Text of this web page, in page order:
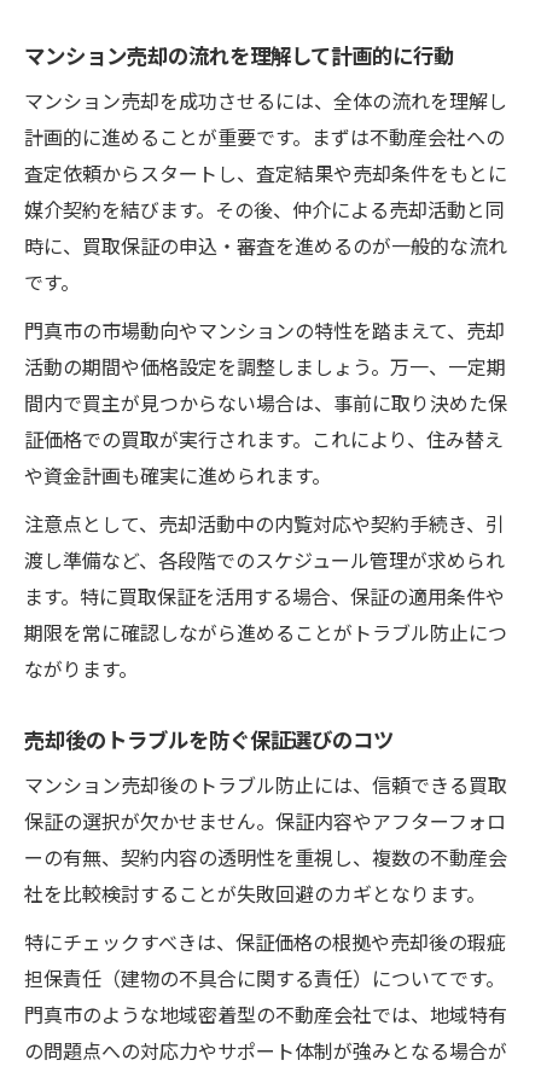
マンション売却の流れを理解して計画的に行動
マンション売却を成功させるには、全体の流れを理解し
計画的に進めることが重要です。まずは不動産会社への
査定依頼からスタートし、査定結果や売却条件をもとに
媒介契約を結びます。その後、仲介による売却活動と同
時に、買取保証の申込・審査を進めるのが一般的な流れ
です。
門真市の市場動向やマンションの特性を踏まえて、売却
活動の期間や価格設定を調整しましょう。万一、一定期
間内で買主が見つからない場合は、事前に取り決めた保
証価格での買取が実行されます。これにより、住み替え
や資金計画も確実に進められます。
注意点として、売却活動中の内覧対応や契約手続き、引
渡し準備など、各段階でのスケジュール管理が求められ
ます。特に買取保証を活用する場合、保証の適用条件や
期限を常に確認しながら進めることがトラブル防止につ
ながります。
売却後のトラブルを防ぐ保証選びのコツ
マンション売却後のトラブル防止には、信頼できる買取
保証の選択が欠かせません。保証内容やアフターフォロ
ーの有無、契約内容の透明性を重視し、複数の不動産会
社を比較検討することが失敗回避のカギとなります。
特にチェックすべきは、保証価格の根拠や売却後の瑕疵
担保責任（建物の不具合に関する責任）についてです。
門真市のような地域密着型の不動産会社では、地域特有
の問題点への対応力やサポート体制が強みとなる場合が